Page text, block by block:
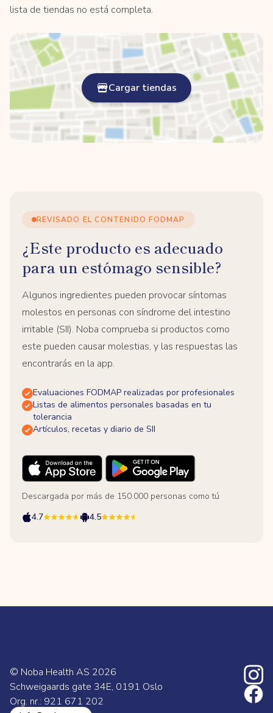
lista de tiendas no está completa.
Cargar tiendas
REVISADO EL CONTENIDO FODMAP
¿Este producto es adecuado
para un estómago sensible?
Algunos ingredientes pueden provocar síntomas
molestos en personas con síndrome del intestino
irritable (SII). Noba comprueba si productos como
este pueden causar molestias, y las respuestas las
encontrarás en la app.
Evaluaciones FODMAP realizadas por profesionales
Listas de alimentos personales basadas en tu
tolerancia
Artículos, recetas y diario de SII
Descargada por más de 150.000 personas como tú
4.7
4.5
© Noba Health AS 2026
Schweigaards gate 34E, 0191 Oslo
Org. nr.: 921 671 202